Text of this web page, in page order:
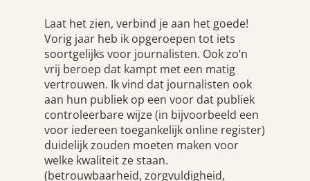
Laat het zien, verbind je aan het goede!
Vorig jaar heb ik opgeroepen tot iets
soortgelijks voor journalisten. Ook zo’n
vrij beroep dat kampt met een matig
vertrouwen. Ik vind dat journalisten ook
aan hun publiek op een voor dat publiek
controleerbare wijze (in bijvoorbeeld een
voor iedereen toegankelijk online register)
duidelijk zouden moeten maken voor
welke kwaliteit ze staan.
(betrouwbaarheid, zorgvuldigheid,